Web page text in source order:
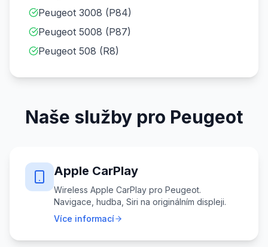
Peugeot 3008 (P84)
Peugeot 5008 (P87)
Peugeot 508 (R8)
Naše služby pro Peugeot
Apple CarPlay
Wireless Apple CarPlay pro Peugeot.
Navigace, hudba, Siri na originálním displeji.
Více informací